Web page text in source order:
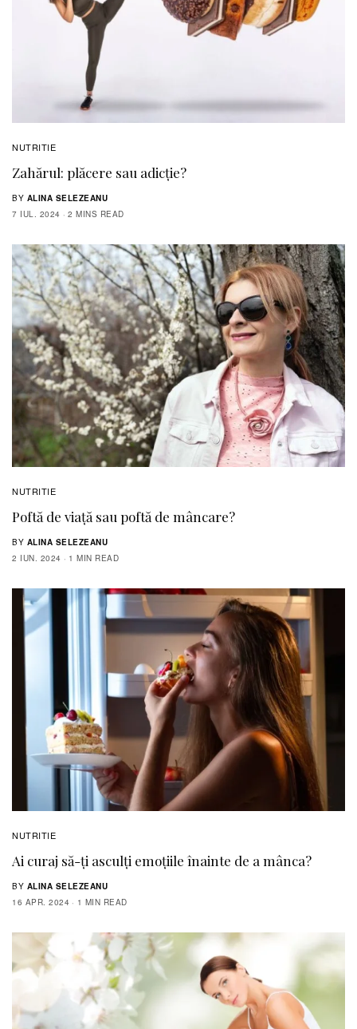
NUTRITIE
Zahărul: plăcere sau adicţie?
BY ALINA SELEZEANU
7 IUL. 2024
2 MINS READ
NUTRITIE
Poftă de viaţă sau poftă de mâncare?
BY ALINA SELEZEANU
2 IUN. 2024
1 MIN READ
NUTRITIE
Ai curaj să-ţi asculţi emoţiile înainte de a mânca?
BY ALINA SELEZEANU
16 APR. 2024
1 MIN READ